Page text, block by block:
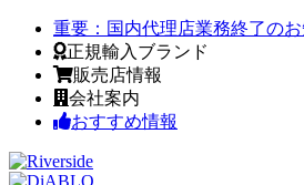
重要： 国内代理店業務終了の
正規輸入ブランド
販売店情報
会社案内
おすすめ情報